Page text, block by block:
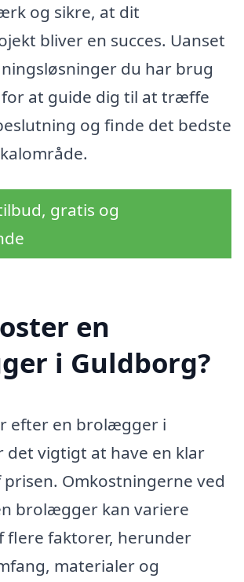
og sikre, at dit
bliver en succes. Uanset
du har brug
at guide dig til at træffe
og finde det bedste
gratis og
en
i Guldborg?
efter en brolægger i
det vigtigt at have en klar
Omkostningerne ved
brolægger kan variere
flere faktorer, herunder
materialer og